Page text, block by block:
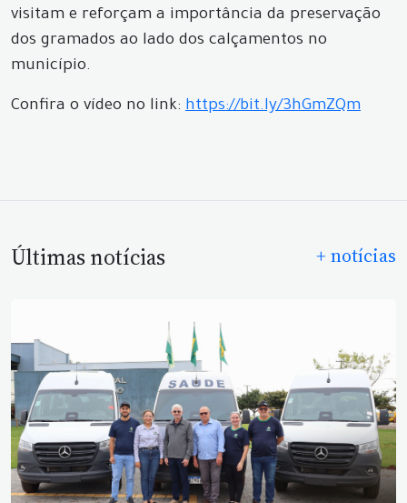
visitam e reforçam a importância da preservação
dos gramados ao lado dos calçamentos no
município.
Confira o vídeo no link: https://bit.ly/3hGmZQm
Últimas notícias + notícias